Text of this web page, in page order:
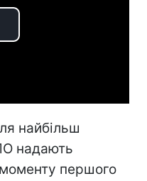
найбільш
надають
моменту першого